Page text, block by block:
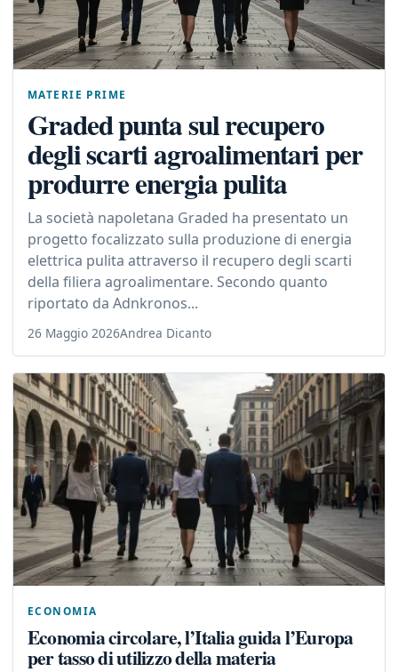
MATERIE PRIME
Graded punta sul recupero
degli scarti agroalimentari per
produrre energia pulita
La società napoletana Graded ha presentato un
progetto focalizzato sulla produzione di energia
elettrica pulita attraverso il recupero degli scarti
della filiera agroalimentare. Secondo quanto
riportato da Adnkronos...
26 Maggio 2026Andrea Dicanto
ECONOMIA
Economia circolare, l’Italia guida l’Europa
per tasso di utilizzo della materia